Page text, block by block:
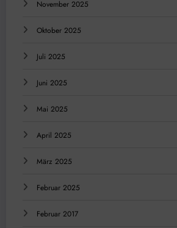
November 2025
Oktober 2025
Juli 2025
Juni 2025
Mai 2025
April 2025
März 2025
Februar 2025
Februar 2017